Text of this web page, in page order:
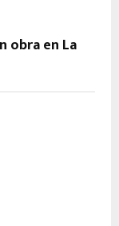
obra en La